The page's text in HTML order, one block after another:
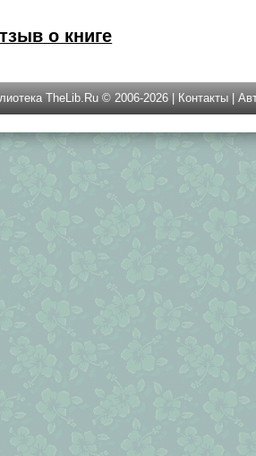
о книге
TheLib.Ru © 2006-2026 | Контакты |